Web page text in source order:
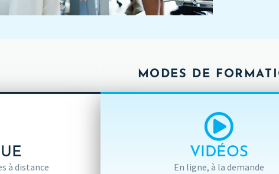
MODES DE
à distance
VIDÉOS
En ligne, à la demande